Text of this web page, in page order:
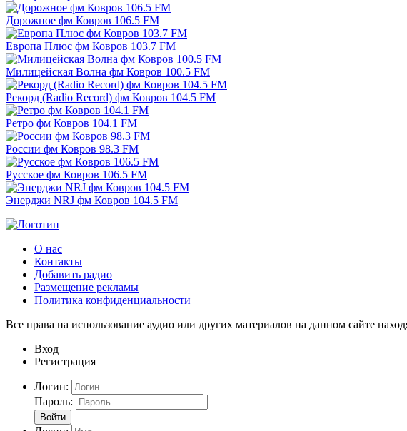
Дорожное фм Ковров 106.5 FM
Европа Плюс фм Ковров 103.7 FM
Милицейская Волна фм Ковров 100.5 FM
Рекорд (Radio Record) фм Ковров 104.5 FM
Ретро фм Ковров 104.1 FM
России фм Ковров 98.3 FM
Русское фм Ковров 106.5 FM
Энерджи NRJ фм Ковров 104.5 FM
О нас
Контакты
Добавить радио
Размещение рекламы
Политика конфиденциальности
Все права на использование аудио или других материалов на данном сайте
Вход
Регистрация
Логин:
Пароль:
Войти